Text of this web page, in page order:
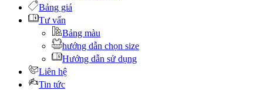
Bảng giá
Tư vấn
Bảng màu
hướng dẫn chọn size
Hướng dẫn sử dụng
Liên hệ
Tin tức